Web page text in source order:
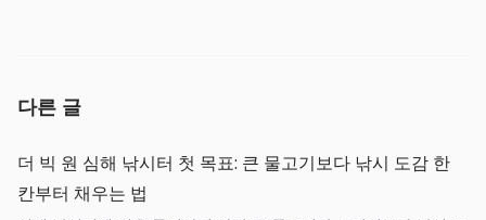
다른 글
더 빅 원 심해 낚시터 첫 목표: 큰 물고기보다 낚시 도감 한
칸부터 채우는 법